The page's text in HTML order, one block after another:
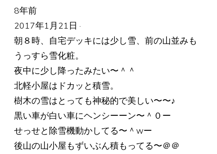
8年前
2017年1月21日 ·
朝８時、自宅デッキには少し雪、前の山並みも
うっすら雪化粧。
夜中に少し降ったみたい〜＾＾
北軽小屋はドカッと積雪。
樹木の雪はとっても神秘的で美しい〜〜♪
黒い車が白い車にヘンシーーン〜＾０ー
せっせと除雪機動かしてる〜＾wー
後山の山小屋もずいぶん積もってる〜＠＠